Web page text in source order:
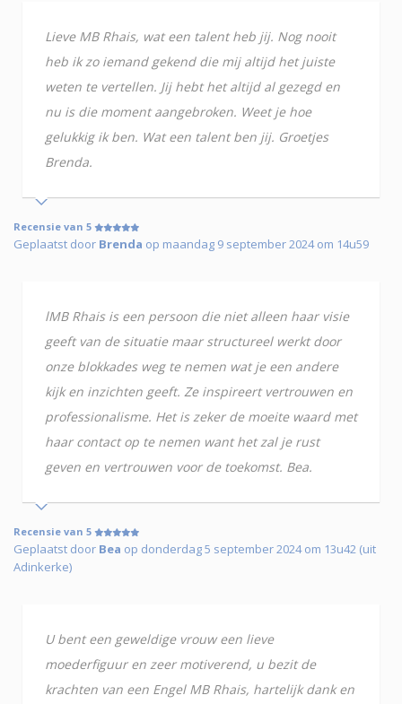
Lieve MB Rhais, wat een talent heb jij. Nog nooit
heb ik zo iemand gekend die mij altijd het juiste
weten te vertellen. Jij hebt het altijd al gezegd en
nu is die moment aangebroken. Weet je hoe
gelukkig ik ben. Wat een talent ben jij. Groetjes
Brenda.
Recensie van 5
Geplaatst door Brenda op maandag 9 september 2024 om 14u59
lMB Rhais is een persoon die niet alleen haar visie
geeft van de situatie maar structureel werkt door
onze blokkades weg te nemen wat je een andere
kijk en inzichten geeft. Ze inspireert vertrouwen en
professionalisme. Het is zeker de moeite waard met
haar contact op te nemen want het zal je rust
geven en vertrouwen voor de toekomst. Bea.
Recensie van 5
Geplaatst door Bea op donderdag 5 september 2024 om 13u42 (uit
Adinkerke)
U bent een geweldige vrouw een lieve
moederfiguur en zeer motiverend, u bezit de
krachten van een Engel MB Rhais, hartelijk dank en